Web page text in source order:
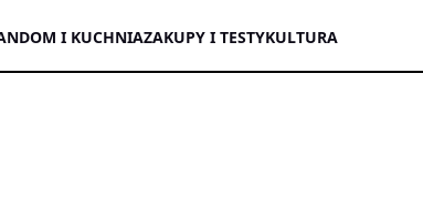
DOM I KUCHNIAZAKUPY I TESTYKULTURA